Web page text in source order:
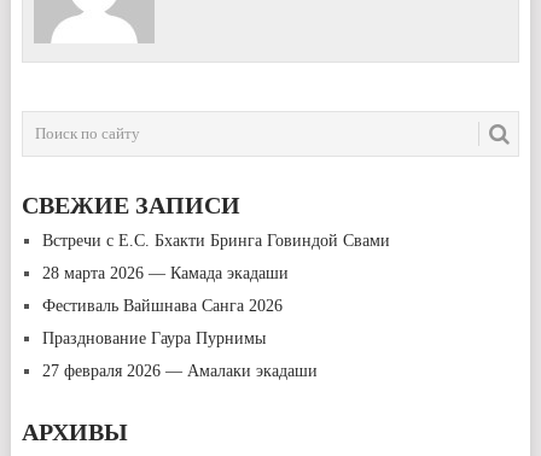
СВЕЖИЕ ЗАПИСИ
Встречи с Е.С. Бхакти Бринга Говиндой Свами
28 марта 2026 — Камада экадаши
Фестиваль Вайшнава Санга 2026
Празднование Гаура Пурнимы
27 февраля 2026 — Амалаки экадаши
АРХИВЫ